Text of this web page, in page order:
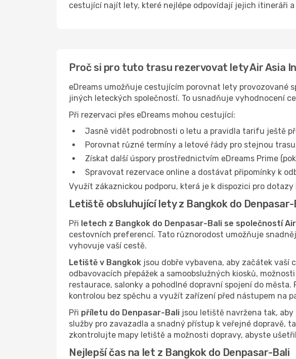
cestující najít lety, které nejlépe odpovídají jejich itineráři
Proč si pro tuto trasu rezervovat lety Air Asia
eDreams umožňuje cestujícím porovnat lety provozované
jiných leteckých společností. To usnadňuje vyhodnocení
Při rezervaci přes eDreams mohou cestující:
Jasně vidět podrobnosti o letu a pravidla tarifu ještě
Porovnat různé termíny a letové řády pro stejnou
Získat další úspory prostřednictvím eDreams Prime
Spravovat rezervace online a dostávat připomínky k
Využít zákaznickou podporu, která je k dispozici pro dotazy
Letiště obsluhující lety z Bangkok do Denpasar-
Při letech z Bangkok do Denpasar-Bali se společností
cestovních preferencí. Tato různorodost umožňuje
vyhovuje vaší cestě.
Letiště v Bangkok jsou dobře vybavena, aby začátek vaší
odbavovacích přepážek a samoobslužných kiosků,
restaurace, salonky a pohodlné dopravní spojení do
kontrolou bez spěchu a využít zařízení před nástupem na
Při příletu do Denpasar-Bali jsou letiště navržena tak,
služby pro zavazadla a snadný přístup k veřejné dopravě,
zkontrolujte mapy letiště a možnosti dopravy, abyste
Nejlepší čas na let z Bangkok do Denpasar-Bali